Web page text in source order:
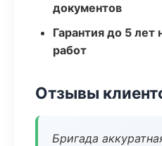
документов
Гарантия до 5
работ
Отзывы
Бригада